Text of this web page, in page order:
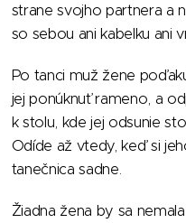
strane svojho partnera a
so sebou ani kabelku ani
Po tanci muž žene
jej ponúknuť rameno, a
k stolu, kde jej odsunie
Odíde až vtedy, keď si
tanečnica sadne.
Žiadna žena by sa